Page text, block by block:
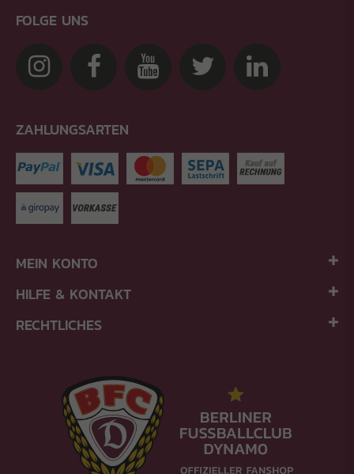
FOLGE UNS
ZAHLUNGSARTEN
MEIN KONTO
HILFE & KONTAKT
RECHTLICHES